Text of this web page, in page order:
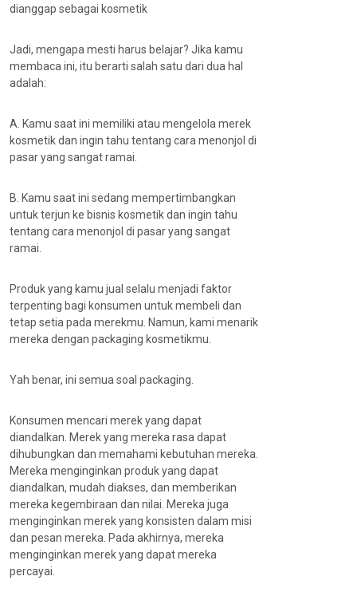
dianggap sebagai kosmetik
Jadi, mengapa mesti harus belajar? Jika kamu
membaca ini, itu berarti salah satu dari dua hal
adalah:
A. Kamu saat ini memiliki atau mengelola merek
kosmetik dan ingin tahu tentang cara menonjol di
pasar yang sangat ramai.
B. Kamu saat ini sedang mempertimbangkan
untuk terjun ke bisnis kosmetik dan ingin tahu
tentang cara menonjol di pasar yang sangat
ramai.
Produk yang kamu jual selalu menjadi faktor
terpenting bagi konsumen untuk membeli dan
tetap setia pada merekmu. Namun, kami menarik
mereka dengan packaging kosmetikmu.
Yah benar, ini semua soal packaging.
Konsumen mencari merek yang dapat
diandalkan. Merek yang mereka rasa dapat
dihubungkan dan memahami kebutuhan mereka.
Mereka menginginkan produk yang dapat
diandalkan, mudah diakses, dan memberikan
mereka kegembiraan dan nilai. Mereka juga
menginginkan merek yang konsisten dalam misi
dan pesan mereka. Pada akhirnya, mereka
menginginkan merek yang dapat mereka
percayai.